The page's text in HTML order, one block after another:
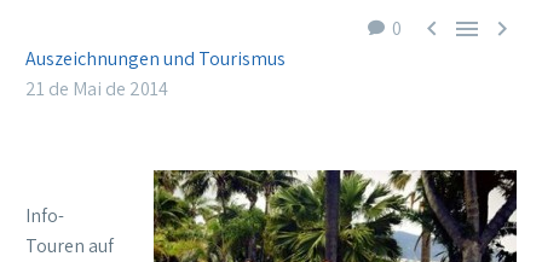
0   
Auszeichnungen und Tourismus
21 de Mai de 2014
Info-
Touren auf